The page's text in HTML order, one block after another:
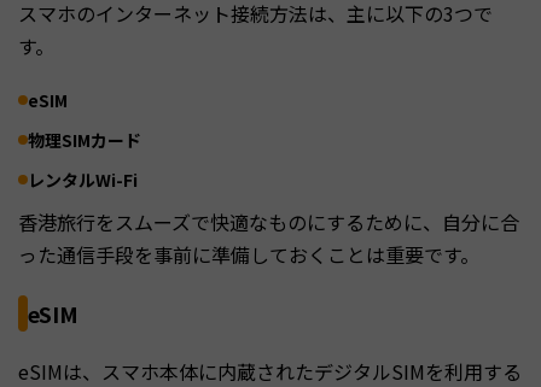
スマホのインターネット接続方法は、主に以下の3つで
す。
eSIM
物理SIMカード
レンタルWi-Fi
香港旅行をスムーズで快適なものにするために、自分に合
った通信手段を事前に準備しておくことは重要です。
eSIM
eSIMは、スマホ本体に内蔵されたデジタルSIMを利用する